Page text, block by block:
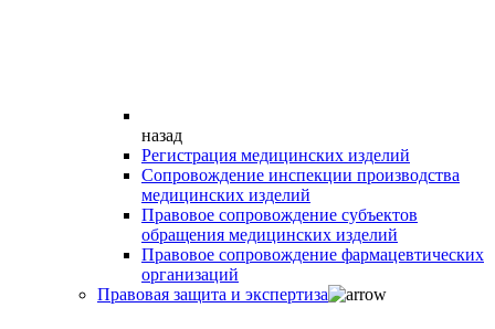
назад
Регистрация медицинских изделий
Сопровождение инспекции производства
медицинских изделий
Правовое сопровождение субъектов
обращения медицинских изделий
Правовое сопровождение фармацевтических
организаций
Правовая защита и экспертиза